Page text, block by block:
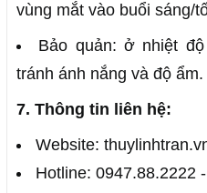
vùng mắt vào buổi sáng/
Bảo quản: ở nhiệt
tránh ánh nắng và độ ẩm.
7. Thông tin liên hệ:
Website:
Hotline: 0947.88.2222